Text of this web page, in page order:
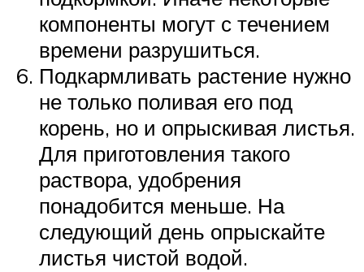
компоненты могут с течением
времени разрушиться.
Подкармливать растение нужно
не только поливая его под
корень, но и опрыскивая листья.
Для приготовления такого
раствора, удобрения
понадобится меньше. На
следующий день опрыскайте
листья чистой водой.